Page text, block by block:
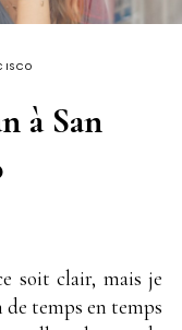
à San
soit clair, mais je
temps en temps